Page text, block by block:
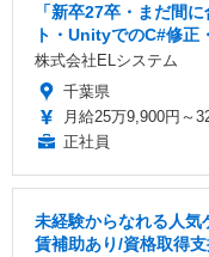
「新卒27卒・まだ間
ト・UnityでのC#修正
株式会社ELシステム
千葉県
月給25万9,900円～
正社員
未経験からなれる人気
賃補助あり/資格取得支